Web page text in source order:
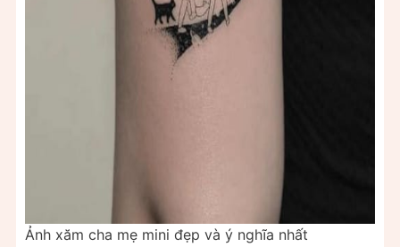
Ảnh xăm cha mẹ mini đẹp và ý nghĩa nhất